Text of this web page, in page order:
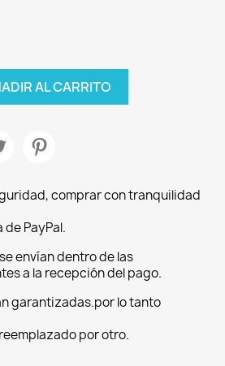
AL CARRITO
comprar con tranquilidad
PayPal.
envían dentro de las
a la recepción del pago.
garantizadas.por lo tanto
por otro.